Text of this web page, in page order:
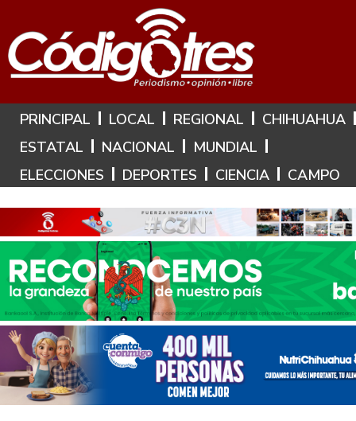
Hoy es: 8 de Agosto de 2026
PRINCIPAL LOCAL REGIONAL
CHIHUAHUA
ESTATAL
NACIONAL
MUNDIAL
ELECCIONES
DEPORTES CIENCIA CAMPO